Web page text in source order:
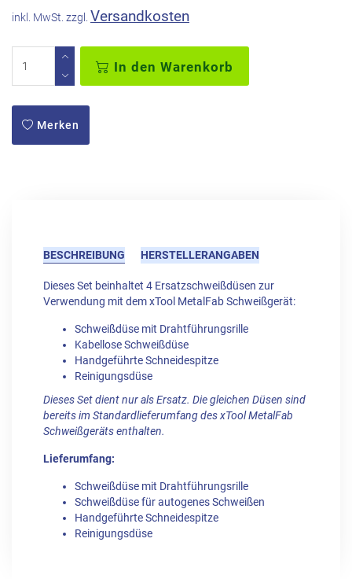
inkl. MwSt. zzgl. Versandkosten
In den Warenkorb
Merken
BESCHREIBUNG HERSTELLERANGABEN
Dieses Set beinhaltet 4 Ersatzschweißdüsen zur
Verwendung mit dem xTool MetalFab Schweißgerät:
Schweißdüse mit Drahtführungsrille
Kabellose Schweißdüse
Handgeführte Schneidespitze
Reinigungsdüse
Dieses Set dient nur als Ersatz. Die gleichen Düsen sind
bereits im Standardlieferumfang des xTool MetalFab
Schweißgeräts enthalten.
Lieferumfang:
Schweißdüse mit Drahtführungsrille
Schweißdüse für autogenes Schweißen
Handgeführte Schneidespitze
Reinigungsdüse